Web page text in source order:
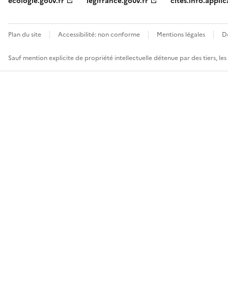
Plan du site Accessibilité: non conforme Mentions légales
Sauf mention explicite de propriété intellectuelle détenue par des tiers,